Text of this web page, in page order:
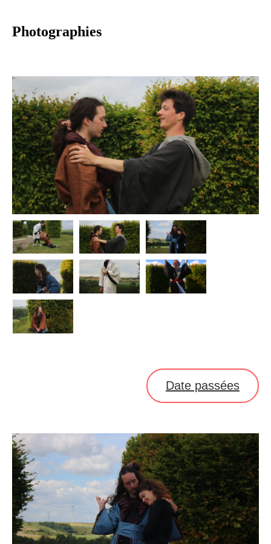
Photographies
Date passées